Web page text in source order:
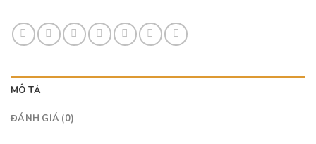
MÔ TẢ
ĐÁNH GIÁ (0)